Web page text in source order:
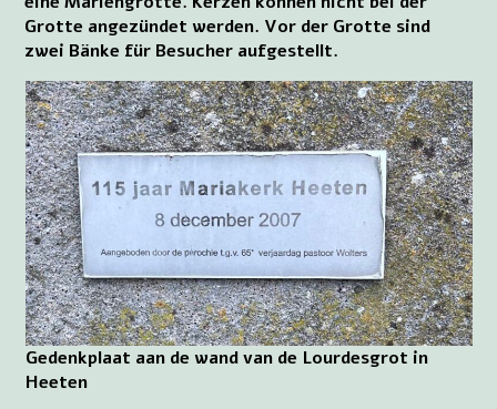
Grotte angezündet werden. Vor der Grotte sind
zwei Bänke für Besucher aufgestellt.
Gedenkplaat aan de wand van de Lourdesgrot in
Heeten